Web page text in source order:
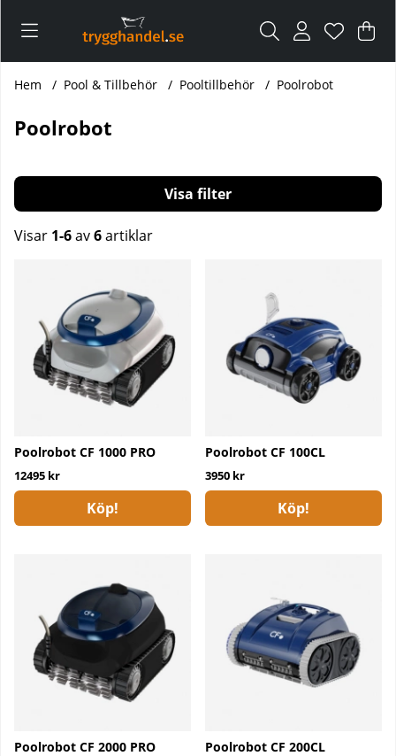
.
Hem Pool & Tillbehör Pooltillbehör Poolrobot
Poolrobot
Filtrera
Visar 1-6av6artiklar
Poolrobot CF 1000 PRO
12495 kr
Köp!
Poolrobot CF 100CL
3950 kr
Köp!
Poolrobot CF 2000 PRO Poolrobot CF 200CL